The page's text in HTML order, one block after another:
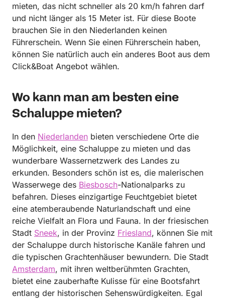
mieten, das nicht schneller als 20 km/h fahren darf
und nicht länger als 15 Meter ist. Für diese Boote
brauchen Sie in den Niederlanden keinen
Führerschein. Wenn Sie einen Führerschein haben,
können Sie natürlich auch ein anderes Boot aus dem
Click&Boat Angebot wählen.
Wo kann man am besten eine
Schaluppe mieten?
In den Niederlanden bieten verschiedene Orte die
Möglichkeit, eine Schaluppe zu mieten und das
wunderbare Wassernetzwerk des Landes zu
erkunden. Besonders schön ist es, die malerischen
Wasserwege des Biesbosch-Nationalparks zu
befahren. Dieses einzigartige Feuchtgebiet bietet
eine atemberaubende Naturlandschaft und eine
reiche Vielfalt an Flora und Fauna. In der friesischen
Stadt Sneek, in der Provinz Friesland, können Sie mit
der Schaluppe durch historische Kanäle fahren und
die typischen Grachtenhäuser bewundern. Die Stadt
Amsterdam, mit ihren weltberühmten Grachten,
bietet eine zauberhafte Kulisse für eine Bootsfahrt
entlang der historischen Sehenswürdigkeiten. Egal